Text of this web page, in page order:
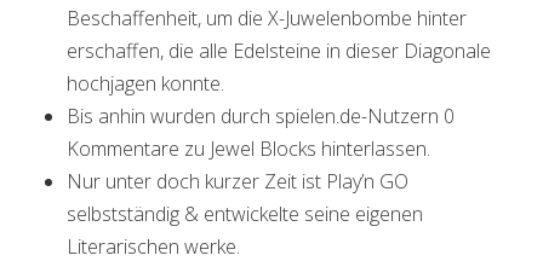
Beschaffenheit, um die X-Juwelenbombe hinter
erschaffen, die alle Edelsteine ​​in dieser Diagonale
hochjagen konnte.
Bis anhin wurden durch spielen.de-Nutzern 0
Kommentare zu Jewel Blocks hinterlassen.
Nur unter doch kurzer Zeit ist Play’n GO
selbstständig & entwickelte seine eigenen
Literarischen werke.